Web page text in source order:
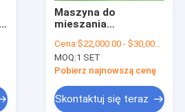
Maszyna do
mieszania
makijażu.
Cena:$22,000.00 - $30,000.00/Sets
MOQ:1 SET
Pobierz najnowszą cenę
Skontaktuj się teraz